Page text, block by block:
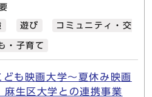
遊び コミュニティ・交
・子育て
も映画大学～夏休み映画
麻生区大学との連携事業